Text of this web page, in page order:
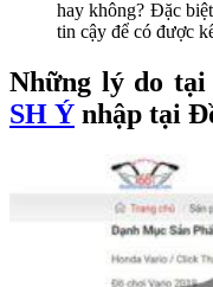
hay không? Đặc
tin cậy để có được
Những lý do tại
SH Ý nhập tại